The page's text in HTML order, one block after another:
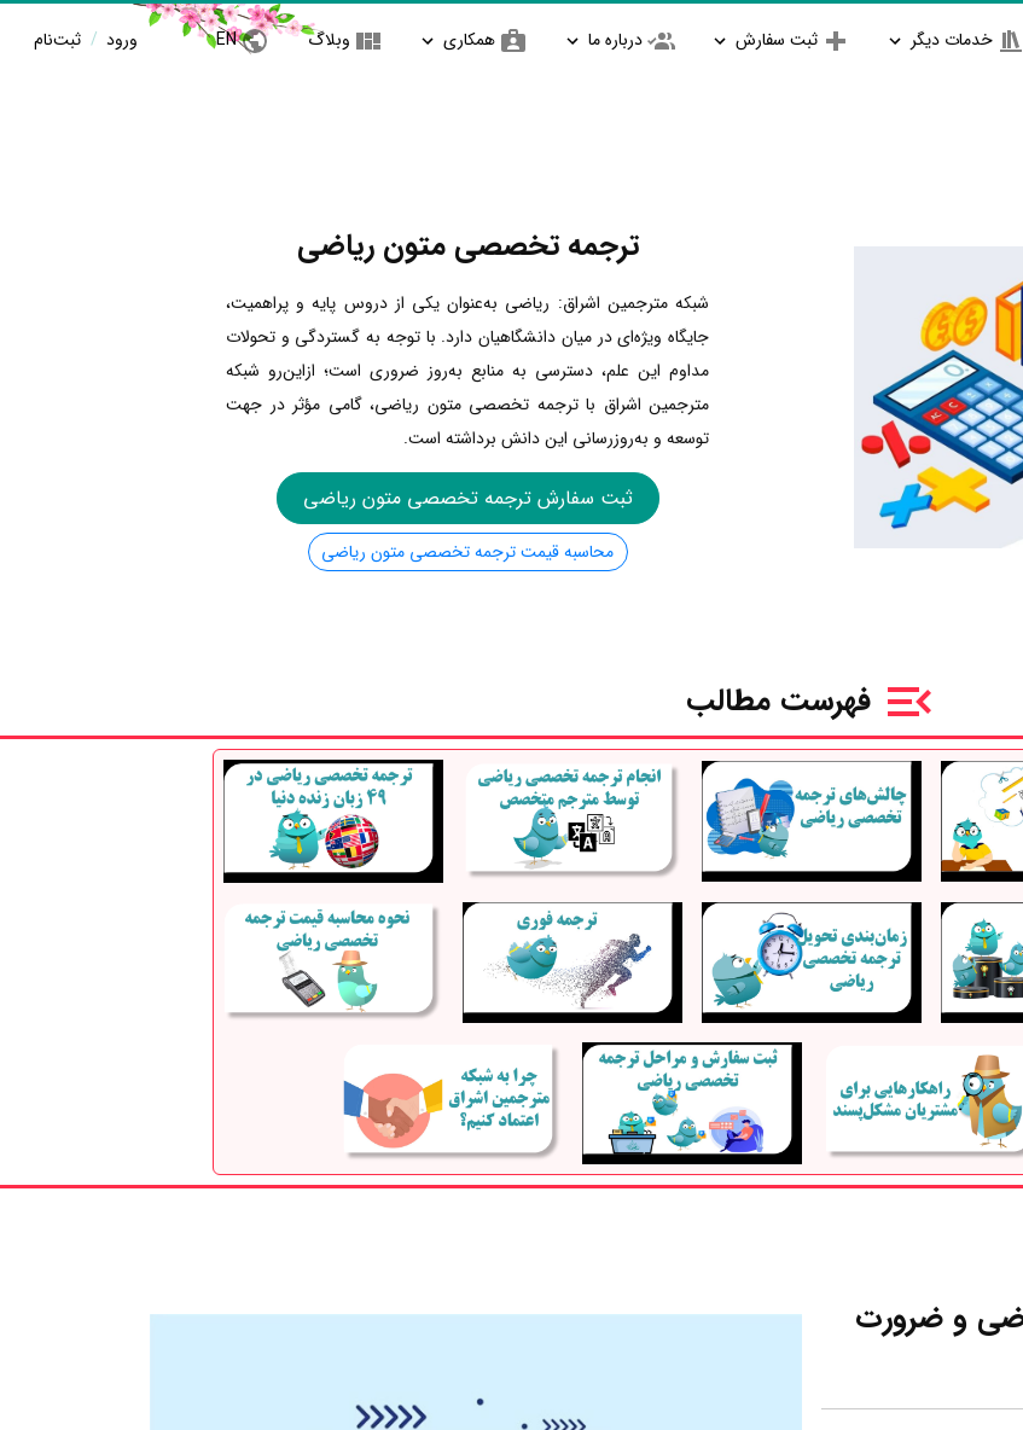
خدمات دیگر ثبت سفارش درباره ما همکاری وبلاگ EN ورود / ثبت‌نام
ترجمه تخصصی متون ریاضی
شبکه مترجمین اشراق: ریاضی به‌عنوان یکی از دروس پایه و پراهمیت،
جایگاه ویژه‌ای در میان دانشگاهیان دارد. با توجه به گستردگی و تحولات
مداوم این علم، دسترسی به منابع به‌روز ضروری است؛ ازاین‌رو شبکه
مترجمین اشراق با ترجمه تخصصی متون ریاضی، گامی مؤثر در جهت
توسعه و به‌روزرسانی این دانش برداشته است.
ثبت سفارش ترجمه تخصصی متون ریاضی
محاسبه قیمت ترجمه تخصصی متون ریاضی
فهرست مطالب
و ضرورت